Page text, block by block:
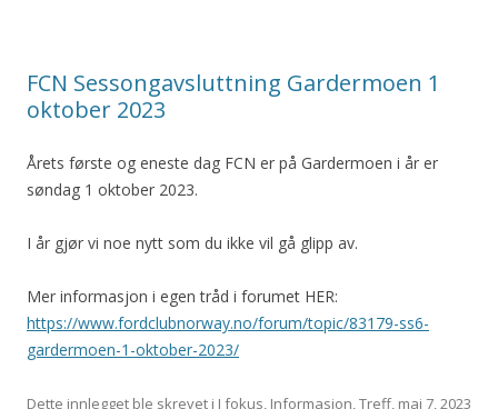
FCN Sessongavsluttning Gardermoen 1
oktober 2023
Årets første og eneste dag FCN er på Gardermoen i år er
søndag 1 oktober 2023.
I år gjør vi noe nytt som du ikke vil gå glipp av.
Mer informasjon i egen tråd i forumet HER:
https://www.fordclubnorway.no/forum/topic/83179-ss6-
gardermoen-1-oktober-2023/
Dette innlegget ble skrevet i I fokus, Informasjon,Treff, mai 7, 2023